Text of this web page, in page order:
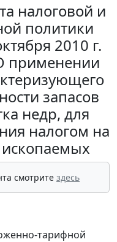
налоговой и
политики
2010 г.
применении
запасов
недр, для
налогом на
смотрите здесь
тарифной